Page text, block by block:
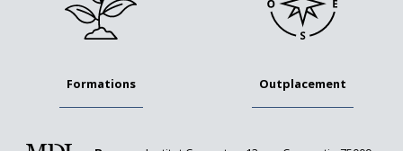
Formations Outplacement